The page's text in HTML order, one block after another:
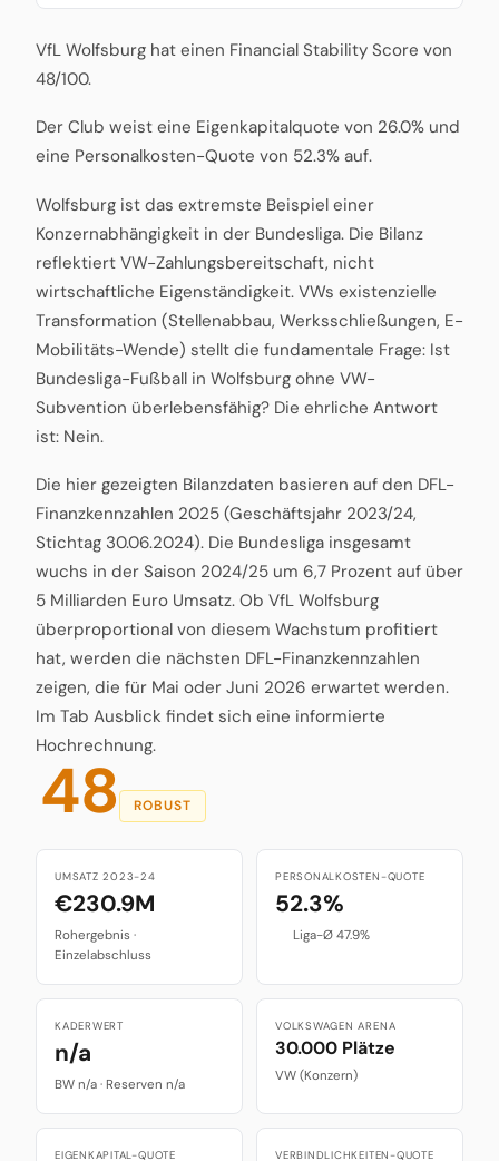
VfL Wolfsburg hat einen Financial Stability Score von
48/100.
Der Club weist eine Eigenkapitalquote von 26.0% und
eine Personalkosten-Quote von 52.3% auf.
Wolfsburg ist das extremste Beispiel einer
Konzernabhängigkeit in der Bundesliga. Die Bilanz
reflektiert VW-Zahlungsbereitschaft, nicht
wirtschaftliche Eigenständigkeit. VWs existenzielle
Transformation (Stellenabbau, Werksschließungen, E-
Mobilitäts-Wende) stellt die fundamentale Frage: Ist
Bundesliga-Fußball in Wolfsburg ohne VW-
Subvention überlebensfähig? Die ehrliche Antwort
ist: Nein.
Die hier gezeigten Bilanzdaten basieren auf den DFL-
Finanzkennzahlen 2025 (Geschäftsjahr 2023/24,
Stichtag 30.06.2024). Die Bundesliga insgesamt
wuchs in der Saison 2024/25 um 6,7 Prozent auf über
5 Milliarden Euro Umsatz. Ob VfL Wolfsburg
überproportional von diesem Wachstum profitiert
hat, werden die nächsten DFL-Finanzkennzahlen
zeigen, die für Mai oder Juni 2026 erwartet werden.
Im Tab Ausblick findet sich eine informierte
Hochrechnung.
48 ROBUST
UMSATZ 2023-24
€230.9M
Rohergebnis ·
Einzelabschluss
PERSONALKOSTEN-QUOTE
52.3%
Liga-Ø 47.9%
KADERWERT
n/a
BW n/a · Reserven n/a
VOLKSWAGEN ARENA
30.000 Plätze
VW (Konzern)
EIGENKAPITAL-QUOTE VERBINDLICHKEITEN-QUOTE